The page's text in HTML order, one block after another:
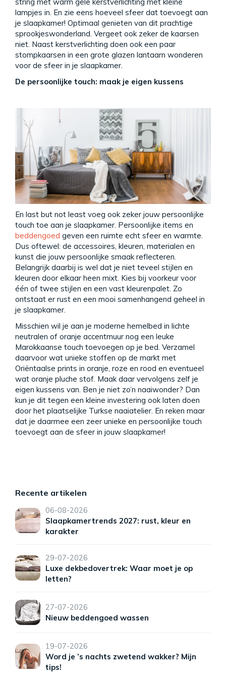
string met warm gele kerstverlichting met kleine
lampjes in. En zie eens hoeveel sfeer dat toevoegt aan
je slaapkamer! Optimaal genieten van dit prachtige
sprookjeswonderland. Vergeet ook zeker de kaarsen
niet. Naast kerstverlichting doen ook een paar
stompkaarsen in een grote glazen lantaarn wonderen
voor de sfeer in je slaapkamer.
De persoonlijke touch: maak je eigen kussens
En last but not least voeg ook zeker jouw persoonlijke
touch toe aan je slaapkamer. Persoonlijke items en
beddengoed geven een ruimte echt sfeer en warmte.
Dus oftewel: de accessoires, kleuren, materialen en
kunst die jouw persoonlijke smaak reflecteren.
Belangrijk daarbij is wel dat je niet teveel stijlen en
kleuren door elkaar heen mixt. Kies bij voorkeur voor
één of twee stijlen en een vast kleurenpalet. Zo
ontstaat er rust en een mooi samenhangend geheel in
je slaapkamer.
Misschien wil je aan je moderne hemelbed in lichte
neutralen of oranje accentmuur nog een leuke
Marokkaanse touch toevoegen op je bed. Verzamel
daarvoor wat unieke stoffen op de markt met
Oriëntaalse prints in oranje, roze en rood en eventueel
wat oranje pluche stof. Maak daar vervolgens zelf je
eigen kussens van. Ben je niet zo’n naaiwonder? Dan
kun je dit tegen een kleine investering ook laten doen
door het plaatselijke Turkse naaiatelier. En reken maar
dat je daarmee een zeer unieke en persoonlijke touch
toevoegt aan de sfeer in jouw slaapkamer!
Recente artikelen
06-08-2026
Slaapkamertrends 2027: rust, kleur en
karakter
29-07-2026
Luxe dekbedovertrek: Waar moet je op
letten?
27-07-2026
Nieuw beddengoed wassen
19-07-2026
Word je ’s nachts zwetend wakker? Mijn
tips!